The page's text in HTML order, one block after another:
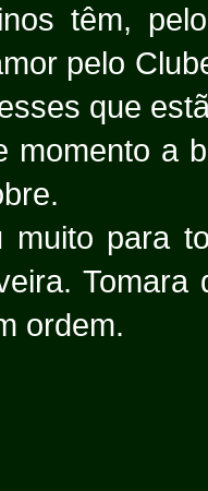
têm,
pelo
que
momento a
muito para
ordem.